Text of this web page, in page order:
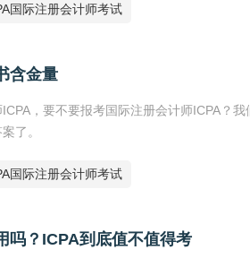
国际注册会计师考试
含金量
，要不要报考国际注册会计师ICPA？
了。
国际注册会计师考试
吗？ICPA到底值不值得考